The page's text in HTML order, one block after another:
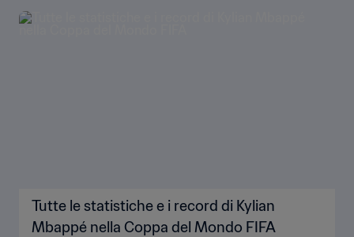
Tutte le statistiche e i record di Kylian
Mbappé nella Coppa del Mondo FIFA